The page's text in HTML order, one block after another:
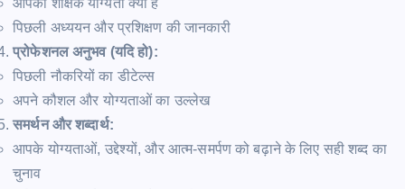
आपकी शैक्षिक योग्यता क्या है
पिछली अध्ययन और प्रशिक्षण की जानकारी
प्रोफेशनल अनुभव (यदि हो):
पिछली नौकरियों का डीटेल्स
अपने कौशल और योग्यताओं का उल्लेख
समर्थन और शब्दार्थ:
आपके योग्यताओं, उद्देश्यों, और आत्म-समर्पण को बढ़ाने के लिए सही शब्द का
चुनाव